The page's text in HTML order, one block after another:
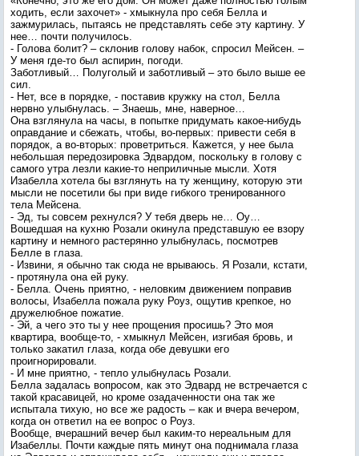
ходить, если захочет» - хмыкнула про себя Белла и
зажмурилась, пытаясь не представлять себе эту картину. У
нее… почти получилось.
- Голова болит? – склонив голову набок, спросил Мейсен. –
У меня где-то был аспирин, погоди.
Заботливый… Полуголый и заботливый – это было выше ее
сил.
- Нет, все в порядке, - поставив кружку на стол, Белла
нервно улыбнулась. – Знаешь, мне, наверное…
Она взглянула на часы, в попытке придумать какое-нибудь
оправдание и сбежать, чтобы, во-первых: привести себя в
порядок, а во-вторых: проветриться. Кажется, у нее была
небольшая передозировка Эдвардом, поскольку в голову с
самого утра лезли какие-то неприличные мысли. Хотя
Изабелла хотела бы взглянуть на ту женщину, которую эти
мысли не посетили бы при виде гибкого тренированного
тела Мейсена.
- Эд, ты совсем рехнулся? У тебя дверь не… Оу…
Вошедшая на кухню Розали окинула представшую ее взору
картину и немного растерянно улыбнулась, посмотрев
Белле в глаза.
- Извини, я обычно так сюда не врываюсь. Я Розали, кстати,
- протянула она ей руку.
- Белла. Очень приятно, - неловким движением поправив
волосы, Изабелла пожала руку Роуз, ощутив крепкое, но
дружелюбное пожатие.
- Эй, а чего это ты у нее прощения просишь? Это моя
квартира, вообще-то, - хмыкнул Мейсен, изгибая бровь, и
только закатил глаза, когда обе девушки его
проигнорировали.
- И мне приятно, - тепло улыбнулась Розали.
Белла задалась вопросом, как это Эдвард не встречается с
такой красавицей, но кроме озадаченности она так же
испытала тихую, но все же радость – как и вчера вечером,
когда он ответил на ее вопрос о Роуз.
Вообще, вчерашний вечер был каким-то нереальным для
Изабеллы. Почти каждые пять минут она поднимала глаза